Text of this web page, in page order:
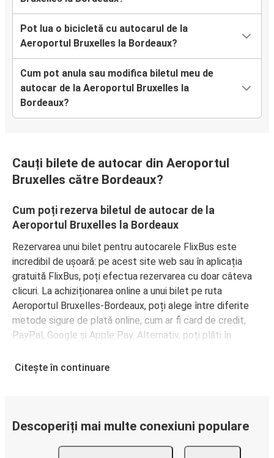
Pot lua o bicicletă cu autocarul de la
Aeroportul Bruxelles la Bordeaux?
Cum pot anula sau modifica biletul meu de
autocar de la Aeroportul Bruxelles la
Bordeaux?
Cauți bilete de autocar din Aeroportul
Bruxelles către Bordeaux?
Cum poți rezerva biletul de autocar de la
Aeroportul Bruxelles la Bordeaux
Rezervarea unui bilet pentru autocarele FlixBus este
incredibil de ușoară: pe acest site web sau în aplicația
gratuită FlixBus, poți efectua rezervarea cu doar câteva
clicuri. La achiziționarea online a unui bilet pe ruta
Aeroportul Bruxelles-Bordeaux, poți alege între diferite
metode sigure de plată online, cum ar fi card de credit,
PayPal, Google și Apple Pay. Alternativ, poți plăti în
vânzare.
Citește în continuare
Descoperiți mai multe conexiuni populare